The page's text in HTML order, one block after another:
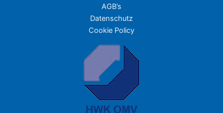
AGB’s
Datenschutz
Cookie Policy